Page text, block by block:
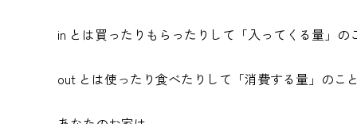
in とは買ったりもらったりして「入ってくる量」の
out とは使ったり食べたりして「消費する量」のこ